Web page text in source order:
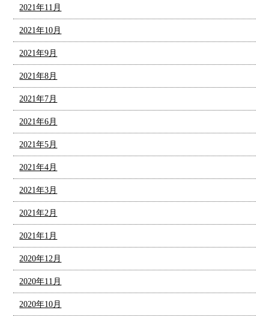
2021年11月
2021年10月
2021年9月
2021年8月
2021年7月
2021年6月
2021年5月
2021年4月
2021年3月
2021年2月
2021年1月
2020年12月
2020年11月
2020年10月